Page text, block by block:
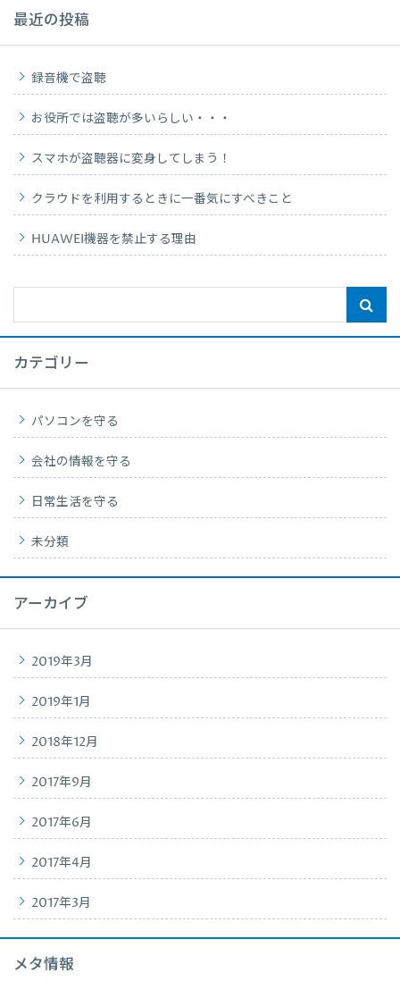
最近の投稿
録音機で盗聴
お役所では盗聴が多いらしい・・・
スマホが盗聴器に変身してしまう！
クラウドを利用するときに一番気にすべきこと
HUAWEI機器を禁止する理由
カテゴリー
パソコンを守る
会社の情報を守る
日常生活を守る
未分類
アーカイブ
2019年3月
2019年1月
2018年12月
2017年9月
2017年6月
2017年4月
2017年3月
メタ情報